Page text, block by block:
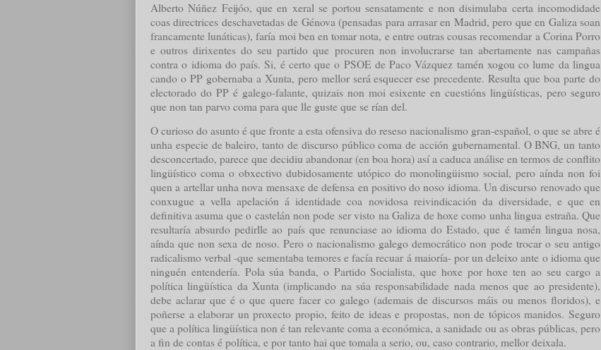
Alberto Núñez Feijóo, que en xeral se portou sensatamente e non disimulaba certa incomodidade
coas directrices deschavetadas de Génova (pensadas para arrasar en Madrid, pero que en Galiza soan
francamente lunáticas), faría moi ben en tomar nota, e entre outras cousas recomendar a Corina Porro
e outros dirixentes do seu partido que procuren non involucrarse tan abertamente nas campañas
contra o idioma do país. Si, é certo que o PSOE de Paco Vázquez tamén xogou co lume da lingua
cando o PP gobernaba a Xunta, pero mellor será esquecer ese precedente. Resulta que boa parte do
electorado do PP é galego-falante, quizais non moi esixente en cuestións lingüísticas, pero seguro
que non tan parvo coma para que lle guste que se rían del.
O curioso do asunto é que fronte a esta ofensiva do reseso nacionalismo gran-español, o que se abre é
unha especie de baleiro, tanto de discurso público coma de acción gubernamental. O BNG, un tanto
desconcertado, parece que decidiu abandonar (en boa hora) así a caduca análise en termos de conflito
lingüístico coma o obxectivo dubidosamente utópico do monolingüismo social, pero aínda non foi
quen a artellar unha nova mensaxe de defensa en positivo do noso idioma. Un discurso renovado que
conxugue a vella apelación á identidade coa novidosa reivindicación da diversidade, e que en
definitiva asuma que o castelán non pode ser visto na Galiza de hoxe como unha lingua estraña. Que
resultaría absurdo pedirlle ao país que renunciase ao idioma do Estado, que é tamén lingua nosa,
aínda que non sexa de noso. Pero o nacionalismo galego democrático non pode trocar o seu antigo
radicalismo verbal -que sementaba temores e facía recuar á maioría- por un deleixo ante o idioma que
ninguén entendería. Pola súa banda, o Partido Socialista, que hoxe por hoxe ten ao seu cargo a
política lingüística da Xunta (implicando na súa responsabilidade nada menos que ao presidente),
debe aclarar que é o que quere facer co galego (ademais de discursos máis ou menos floridos), e
poñerse a elaborar un proxecto propio, feito de ideas e propostas, non de tópicos manidos. Seguro
que a política lingüística non é tan relevante coma a económica, a sanidade ou as obras públicas, pero
a fin de contas é política, e por tanto hai que tomala a serio, ou, caso contrario, mellor deixala.